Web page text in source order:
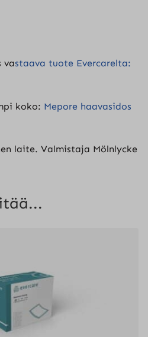
vastaava tuote Evercarelta:
koko: Mepore haavasidos
laite. Valmistaja Mölnlycke